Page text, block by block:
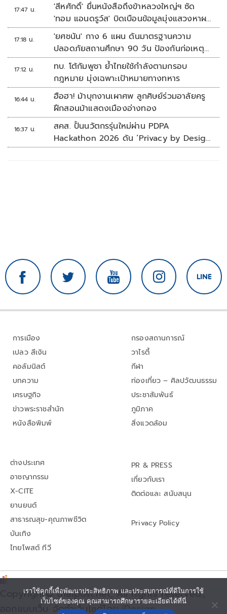
17:47 น.
'สีหศักดิ์' ยื่นหนังสือถึงข้าหลวงใหญ่ฯ ซัด
'ทอม แอนดรูว์ส' บิดเบือนข้อมูลมุ่งแสวงหาผล
ประโยชน์ทางการเมือง
17:18 น.
'ยศชนัน' กาง 6 แผน ดันมาตรฐานความ
ปลอดภัยสถานศึกษา 90 วัน ป้องกันก่อเหตุ
รุนแรง
17:12 น.
ทบ. โต้กัมพูชา ย้ำไทยใช้กำลังตามกรอบ
กฎหมาย มุ่งเฉพาะเป้าหมายทางทหาร
16:44 น.
ฮือฮา! ม้าบุกงานเผาศพ ลูกศิษย์ร่วมอาลัยครู
ฝึกสอนม้าแสดงเมืองอ่างทอง
16:37 น.
สคส. ปั้นนวัตกรรุ่นใหม่ผ่าน PDPA
Hackathon 2026 ดัน ‘Privacy by Design
for all’ สู่โซลูชันคุ้มครองข้อมูลส่วนบุคคลที่
การเมือง
เปลว สีเงิน
คอลัมนิสต์
บทความ
เศรษฐกิจ
ข่าวพระราชสำนัก
หนังสือพิมพ์
กรองสถานการณ์
วาไรตี้
กีฬา
ท่องเที่ยว – ศิลปวัฒนธรรม
ประชาสัมพันธ์
ภูมิภาค
สิ่งแวดล้อม
ต่างประเทศ
อาชญากรรม
X-CITE
ยานยนต์
สาธารณสุข-คุณภาพชีวิต
บันเทิง
ไทยโพสต์ ทีวี
PR & PRESS
เกี่ยวกับเรา
ติดต่อและ สนับสนุน
Privacy Policy
Copyright© thaipost.net, All rights reserved.,
ออกแบบเว็บ จัดทำเว็บไซต์โดย iDesign
เราใช้คุกกี้เพื่อพัฒนาประสิทธิภาพ และประสบการณ์ที่ดีในการใช้
เว็บไซต์ของคุณ คุณสามารถศึกษารายละเอียดได้ที่นี่